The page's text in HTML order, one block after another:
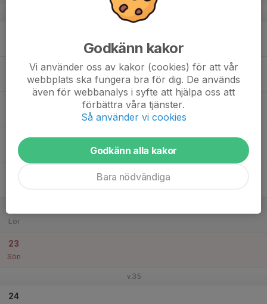
v.34
Tor
Lör
23
Sön
v.35
24
Godkänn kakor
Vi använder oss av kakor (cookies) för att vår
webbplats ska fungera bra för dig. De används
även för webbanalys i syfte att hjälpa oss att
förbättra våra tjänster.
Så använder vi cookies
Godkänn alla kakor
Bara nödvändiga